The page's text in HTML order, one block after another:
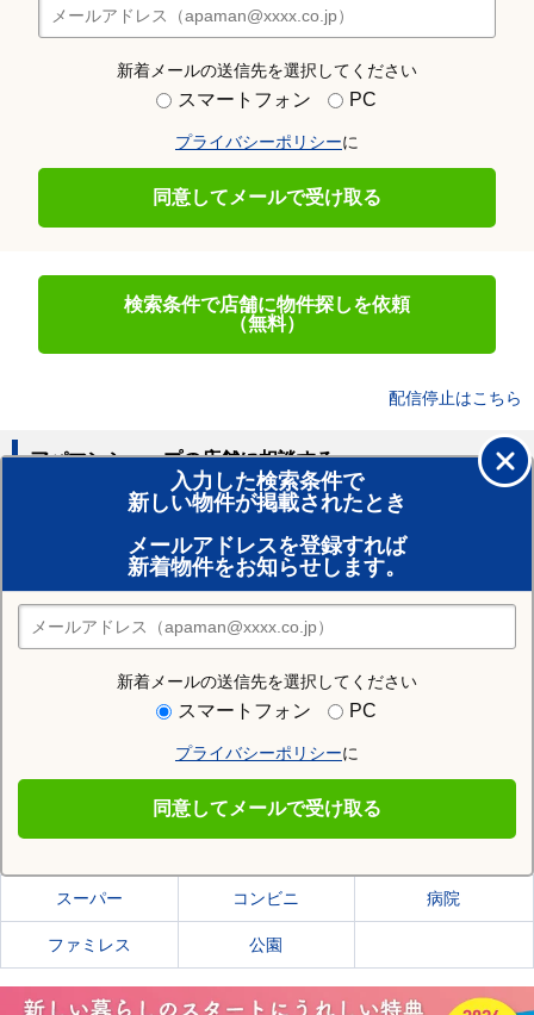
新着メールの送信先を選択してください
スマートフォン PC
プライバシーポリシーに
同意してメールで受け取る
検索条件で店舗に物件探しを依頼
（無料）
配信停止はこちら
入力した検索条件で
新しい物件が掲載されたとき
メールアドレスを登録すれば
新着物件をお知らせします。
新着メールの送信先を選択してください
スマートフォン PC
プライバシーポリシーに
同意してメールで受け取る
アパマンショップの店舗に相談する
賃貸のプロがお部屋探し！
おまかせ物件リクエスト
住みたい街の店舗を探す
店舗検索
住む街研究所で袖ケ浦市の情報を見る
袖ケ浦市の施設一覧
スーパー コンビニ 病院
ファミレス 公園